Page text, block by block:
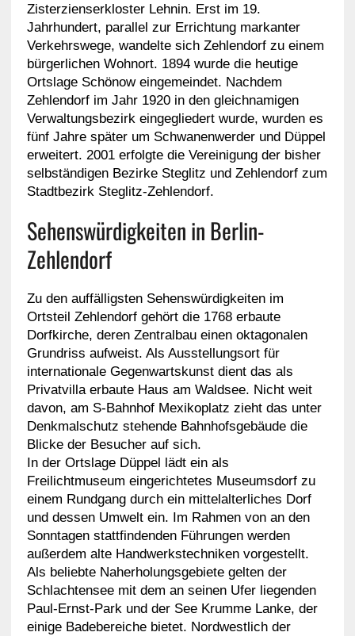
Zisterzienserkloster Lehnin. Erst im 19.
Jahrhundert, parallel zur Errichtung markanter
Verkehrswege, wandelte sich Zehlendorf zu einem
bürgerlichen Wohnort. 1894 wurde die heutige
Ortslage Schönow eingemeindet. Nachdem
Zehlendorf im Jahr 1920 in den gleichnamigen
Verwaltungsbezirk eingegliedert wurde, wurden es
fünf Jahre später um Schwanenwerder und Düppel
erweitert. 2001 erfolgte die Vereinigung der bisher
selbständigen Bezirke Steglitz und Zehlendorf zum
Stadtbezirk Steglitz-Zehlendorf.
Sehenswürdigkeiten in Berlin-
Zehlendorf
Zu den auffälligsten Sehenswürdigkeiten im
Ortsteil Zehlendorf gehört die 1768 erbaute
Dorfkirche, deren Zentralbau einen oktagonalen
Grundriss aufweist. Als Ausstellungsort für
internationale Gegenwartskunst dient das als
Privatvilla erbaute Haus am Waldsee. Nicht weit
davon, am S-Bahnhof Mexikoplatz zieht das unter
Denkmalschutz stehende Bahnhofsgebäude die
Blicke der Besucher auf sich.
In der Ortslage Düppel lädt ein als
Freilichtmuseum eingerichtetes Museumsdorf zu
einem Rundgang durch ein mittelalterliches Dorf
und dessen Umwelt ein. Im Rahmen von an den
Sonntagen stattfindenden Führungen werden
außerdem alte Handwerkstechniken vorgestellt.
Als beliebte Naherholungsgebiete gelten der
Schlachtensee mit dem an seinen Ufer liegenden
Paul-Ernst-Park und der See Krumme Lanke, der
einige Badebereiche bietet. Nordwestlich der